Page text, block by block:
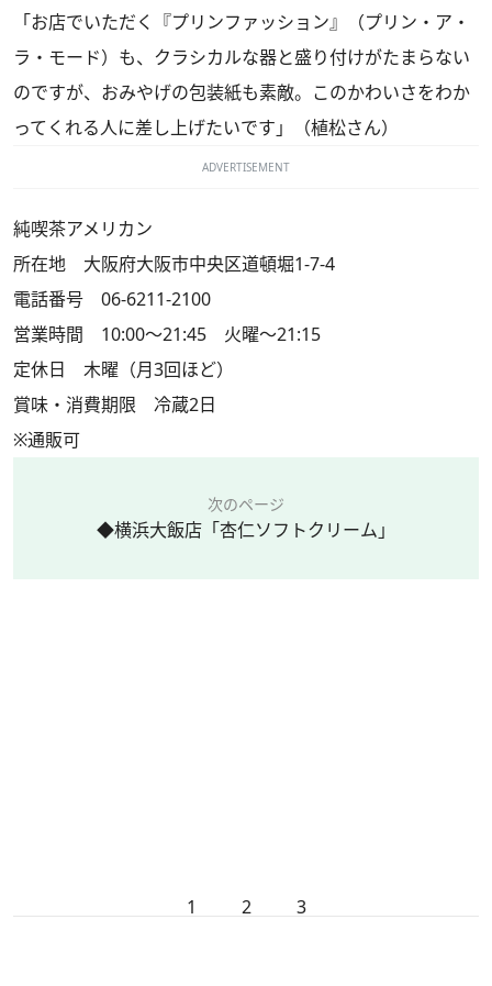
「お店でいただく『プリンファッション』（プリン・ア・
ラ・モード）も、クラシカルな器と盛り付けがたまらない
のですが、おみやげの包装紙も素敵。このかわいさをわか
ってくれる人に差し上げたいです」（植松さん）
ADVERTISEMENT
純喫茶アメリカン
所在地 大阪府大阪市中央区道頓堀1-7-4
電話番号 06-6211-2100
営業時間 10:00～21:45 火曜～21:15
定休日 木曜（月3回ほど）
賞味・消費期限 冷蔵2日
※通販可
次のページ
◆横浜大飯店「杏仁ソフトクリーム」
1 2 3